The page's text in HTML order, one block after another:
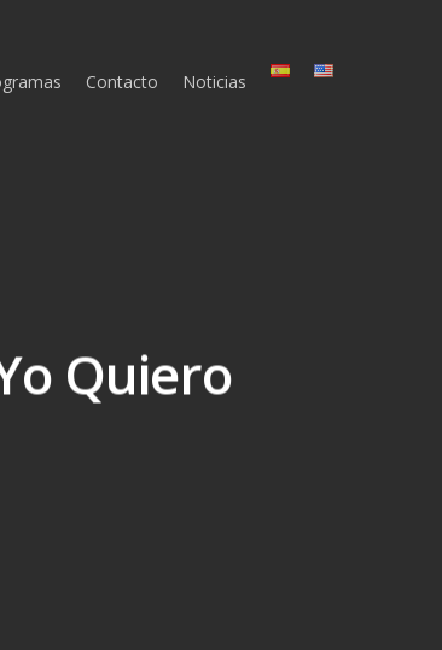
Contacto Noticias
Quiero